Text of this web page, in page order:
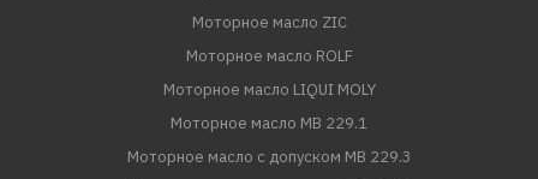
Моторное масло ZIC
Моторное масло ROLF
Моторное масло LIQUI MOLY
Моторное масло MB 229.1
Моторное масло с допуском MB 229.3